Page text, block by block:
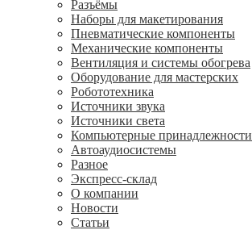
Разъёмы
Наборы для макетирования
Пневматические компоненты
Механические компоненты
Вентиляция и системы обогрева
Оборудование для мастерских
Робототехника
Источники звука
Источники света
Компьютерные принадлежности
Автоаудиосистемы
Разное
Экспресс-склад
О компании
Новости
Статьи